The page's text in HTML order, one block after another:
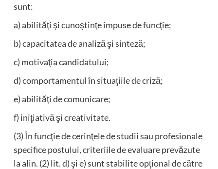
sunt:
a) abilităţi şi cunoştinţe impuse de funcţie;
b) capacitatea de analiză şi sinteză;
c) motivaţia candidatului;
d) comportamentul în situaţiile de criză;
e) abilităţi de comunicare;
f) iniţiativă şi creativitate.
(3) În funcţie de cerinţele de studii sau profesionale
specifice postului, criteriile de evaluare prevăzute
la alin. (2) lit. d) şi e) sunt stabilite opţional de către